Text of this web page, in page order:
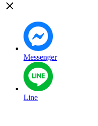
Messenger
Line